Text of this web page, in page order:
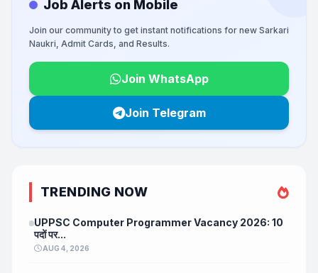
Job Alerts on Mobile
Join our community to get instant notifications for new Sarkari
Naukri, Admit Cards, and Results.
Join WhatsApp
Join Telegram
TRENDING NOW
UPPSC Computer Programmer Vacancy 2026: 10
पदों पर...
AUG 4, 2026